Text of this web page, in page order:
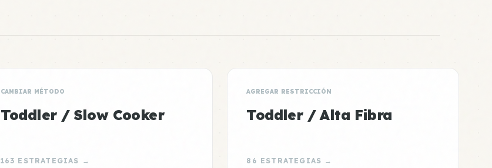
CAMBIAR MÉTODO
Toddler / Slow Cooker
163 ESTRATEGIAS →
AGREGAR RESTRICCIÓN
Toddler / Alta Fibra
86 ESTRATEGIAS →